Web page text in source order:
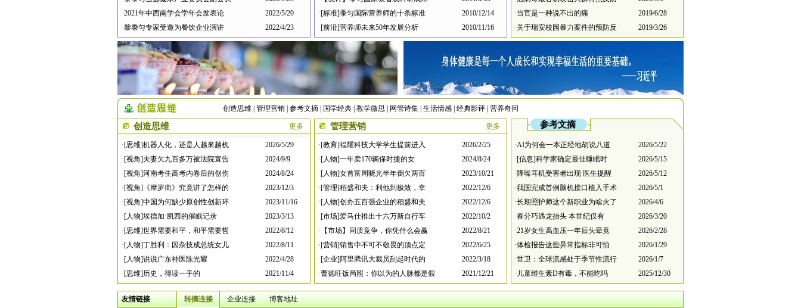
·2021年中西南学会学年会发表论
2022/5/20
·黎黍匀专家受邀为餐饮企业演讲 2022/4/23
·[标准]黍匀国际营养师的十条标准
2010/12/14
·[前沿]营养师未来50年发展分析 2010/11/16
·当官是一种说不出的痛
2019/6/28
·关于瑞安校园暴力案件的预防反 2019/3/26
创造思维 管理营销 参考文摘 国学经典 教学微思 网管诗集 生活情感 经典影评 营养奇问
创造思维 更多
·[思维]机器人化，还是人越來越机
2026/5/29
·[视角]夫妻欠九百多万被法院宣告
2024/9/9
·[视角]河南考生高考内卷后的创伤
2024/8/24
·[视角]《摩罗街》究竟讲了怎样的
2023/12/3
·[视角]中国为何缺少原创性创新环
2023/11/16
·[人物]埃德加·凯西的催眠记录
2023/3/13
·[思维]世界需要和平，和平需要哲
2022/8/12
·[人物]丁胜利：因杂技成总统女儿
2022/8/11
·[人物]说说广东神医陈光耀
2022/4/28
·[思维]历史，得读一手的 2021/11/4
管理营销 更多
·[教育]福耀科技大学学生提前进入
2026/2/25
·[人物]一年卖170辆保时捷的女
2024/8/24
·[人物]女首富周晓光半年倒欠两百
2023/10/21
·[管理]稻盛和夫：利他到极致，幸
2022/12/6
·[人物]创办五百强企业的稻盛和夫
2022/12/6
·[市场]爱马仕推出十六万新自行车
2022/10/2
· 【市场】同质竞争，你凭什么会赢
2022/8/21
·[营销]销售中不可不敬畏的顶点定
2022/6/25
·[企业]阿里腾讯大裁员刮起时代的
2022/3/18
·曹德旺饭局照：你以为的人脉都是假 2021/12/21
参考文摘
·AI为何会一本正经地胡说八道
2026/5/22
·[信息]科学家确定最佳睡眠时
2026/5/15
·降噪耳机受害者出现 医生提醒
2026/5/12
·我国完成首例脑机接口植入手术
2026/5/1
·长期照护师这个新职业为啥火了
2026/4/6
·春分巧遇龙抬头 本世纪仅有
2026/3/20
·21岁女生高血压一年后头晕竟
2026/2/28
·体检报告这些异常指标非可怕
2026/1/29
·世卫：全球流感处于季节性流行
2026/1/7
· 儿童维生素D有毒，不能吃吗 2025/12/30
友情链接 转摘连接 企业连接 博客地址